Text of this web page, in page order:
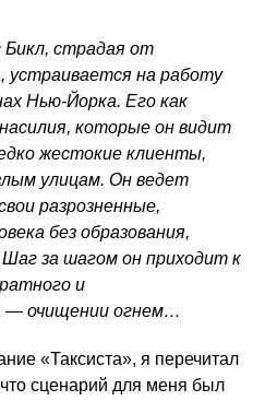
страдая от
устраивается на работу
Нью-Йорка. Его как
которые он видит
жестокие клиенты,
улицам. Он ведет
разрозненные,
без образования,
за шагом он приходит к
и
— очищении огнем…
«Таксиста», я перечитал
сценарий для меня был